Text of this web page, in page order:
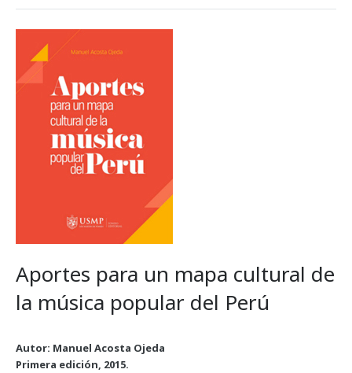
Aportes para un mapa cultural de
la música popular del Perú
Autor: Manuel Acosta Ojeda
Primera edición, 2015.